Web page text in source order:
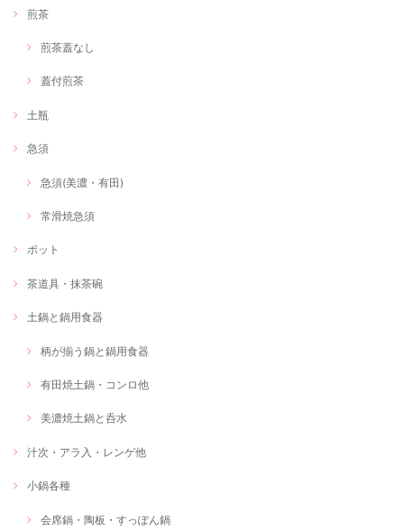
煎茶
煎茶蓋なし
蓋付煎茶
土瓶
急須
急須(美濃・有田)
常滑焼急須
ポット
茶道具・抹茶碗
土鍋と鍋用食器
柄が揃う鍋と鍋用食器
有田焼土鍋・コンロ他
美濃焼土鍋と呑水
汁次・アラ入・レンゲ他
小鍋各種
会席鍋・陶板・すっぽん鍋